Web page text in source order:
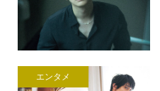
エンタメ